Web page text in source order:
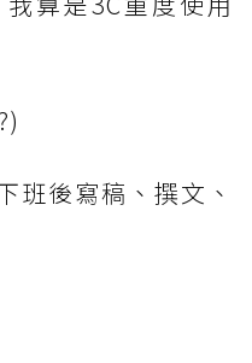
班後寫稿、撰文、